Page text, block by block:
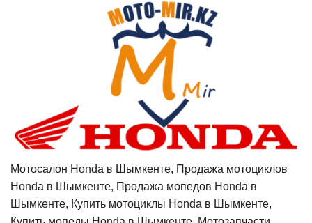
Мотосалон Honda в Шымкенте, Продажа мотоциклов
Honda в Шымкенте, Продажа мопедов Honda в
Шымкенте, Купить мотоциклы Honda в Шымкенте,